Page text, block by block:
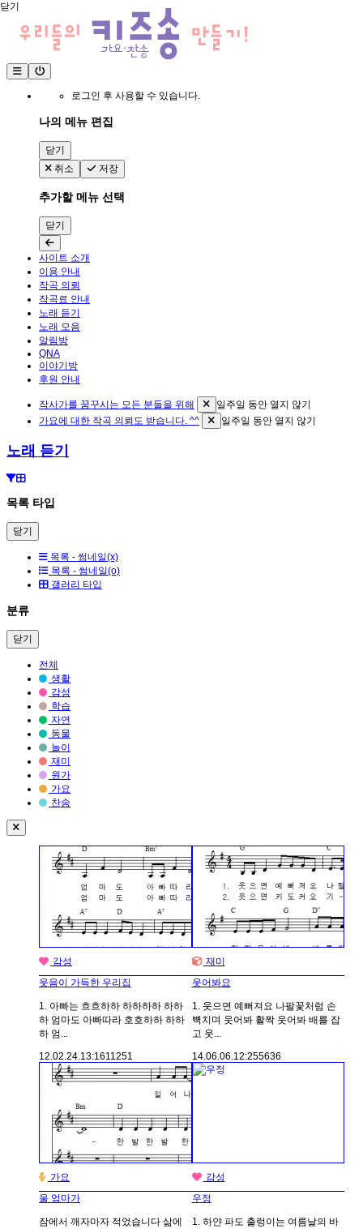
로그인 후 사용할 수 있습니다.
나의 메뉴 편집
닫기
취소
저장
추가할 메뉴 선택
닫기
사이트 소개
이용 안내
작곡 의뢰
작곡료 안내
노래 듣기
노래 모음
알림방
QNA
이야기방
후원 안내
작사가를 꿈꾸시는 모든 분들을 위해
일주일 동안 열지 않기
가요에 대한 작곡 의뢰도 받습니다. ^^
일주일 동안 열지 않기
노래 듣기
목록 타입
닫기
목록 - 썸네일(x)
목록 - 썸네일(o)
갤러리 타입
분류
닫기
전체
생활
감성
학습
자연
동물
놀이
재미
원가
가요
찬송
감성
웃음이 가득한 우리집
1. 아빠는 흐흐하하 하하하하 하하
하 엄마도 아빠따라 호호하하 하하
하 엄...
12.02.24. 13:1611251
재미
웃어봐요
1. 웃으면 예뻐져요 나팔꽃처럼 손
뼉치며 웃어봐 활짝 웃어봐 배를 잡
고 웃...
14.06.06. 12:255636
가요
울 엄마가
잠에서 깨자마자 적었습니다 삶에
감성
우정
1. 하얀 파도 출렁이는 여름날의 바
닫기